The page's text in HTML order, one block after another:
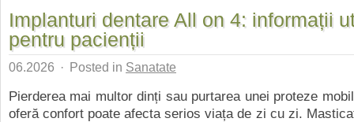
Implanturi dentare All on 4: informații
pentru pacienții
06.2026 · Posted in Sanatate
Pierderea mai multor dinți sau purtarea unei proteze
oferă confort poate afecta serios viața de zi cu zi.